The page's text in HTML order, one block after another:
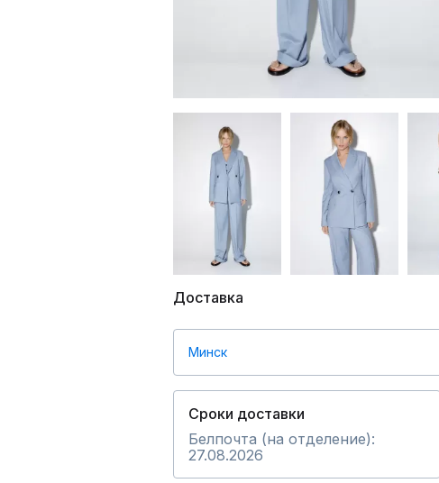
Доставка
Минск
Сроки доставки
Белпочта (на отделение):
27.08.2026